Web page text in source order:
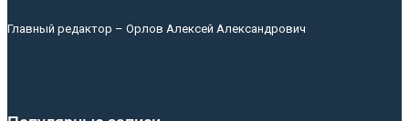
Главный редактор – Орлов Алексей Александрович